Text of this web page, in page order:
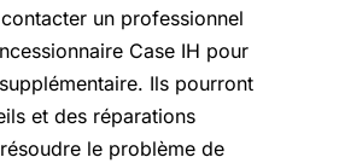
un professionnel
Case IH pour
Ils pourront
et des réparations
le problème de